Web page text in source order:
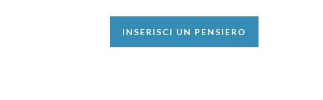
INSERISCI UN PENSIERO